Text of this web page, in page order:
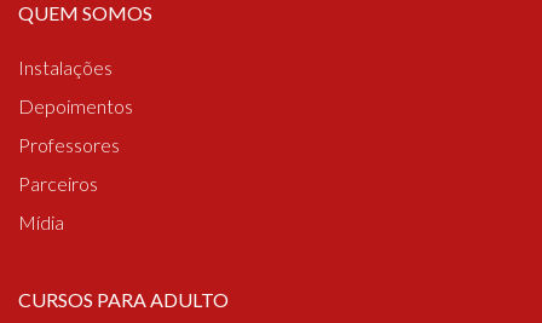
QUEM SOMOS
Instalações
Depoimentos
Professores
Parceiros
Mídia
CURSOS PARA ADULTO